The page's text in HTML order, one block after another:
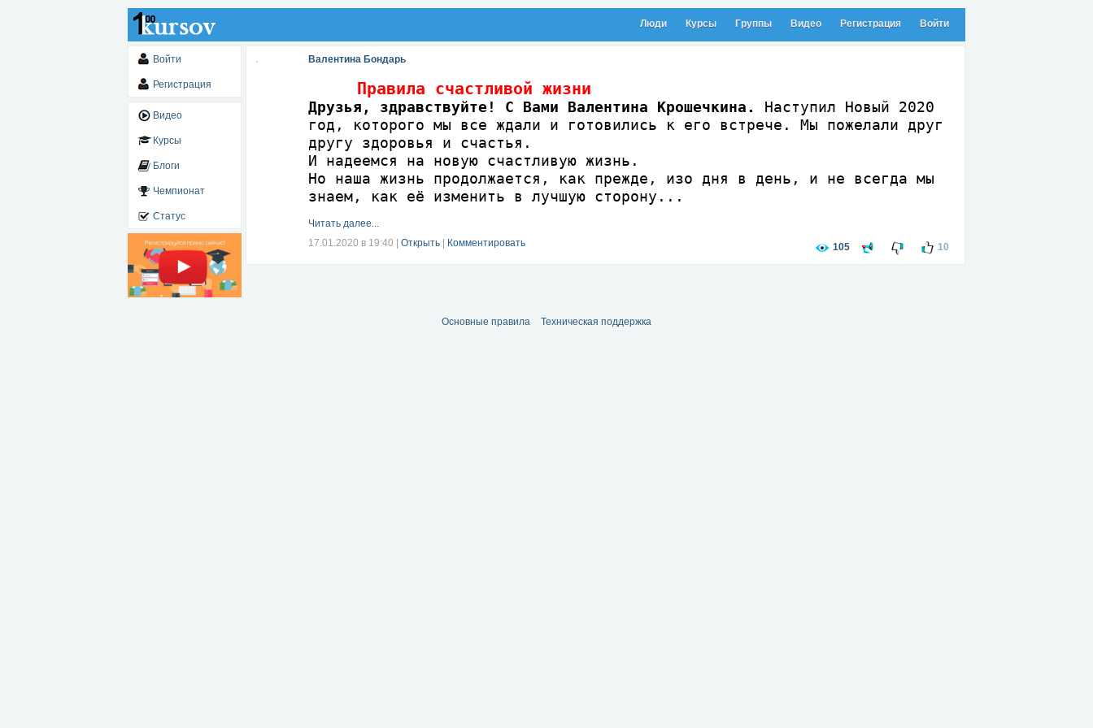
Люди Курсы Группы Видео Регистрация Войти
Войти
Регистрация
Видео
Курсы
Блоги
Чемпионат
Статус
Валентина Бондарь
Правила счастливой жизни
Друзья, здравствуйте! С Вами Валентина Крошечкина.
Наступил Новый 2020
год, которого мы все ждали и готовились к его встрече. Мы пожелали друг
другу здоровья и счастья.
И надеемся на новую счастливую жизнь.
Но наша жизнь продолжается, как прежде, изо дня в день, и не всегда мы
знаем, как её изменить в лучшую сторону...
Читать далее...
17.01.2020 в 19:40
Открыть Комментировать 105 10
Основные правила Техническая поддержка